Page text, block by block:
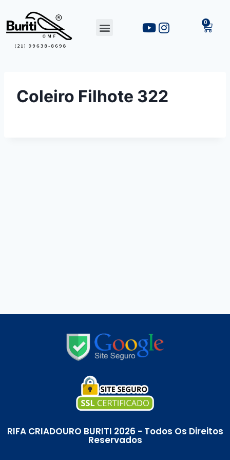
Coleiro Filhote 322
RIFA CRIADOURO BURITI 2026 - Todos Os Direitos
Reservados